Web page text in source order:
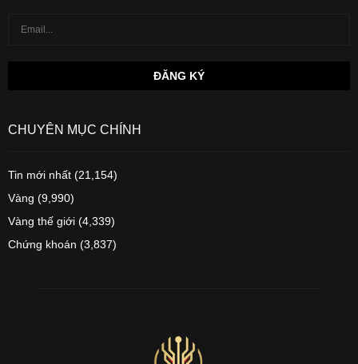
CHUYÊN MỤC CHÍNH
Tin mới nhất (21,154)
Vàng (9,990)
Vàng thế giới (4,339)
Chứng khoán (3,837)